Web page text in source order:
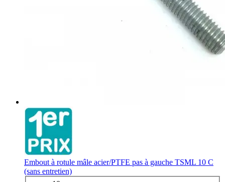
Embout à rotule mâle acier/PTFE pas à gauche TSML 10 C
(sans entretien)